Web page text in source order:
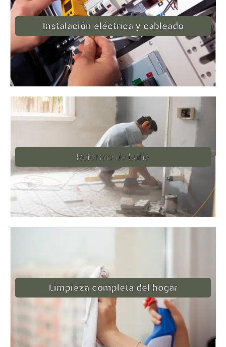
Instalación eléctrica y cableado
Reforma de baño
Limpieza completa del hogar